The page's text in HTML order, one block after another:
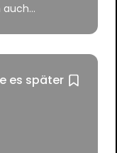
es später